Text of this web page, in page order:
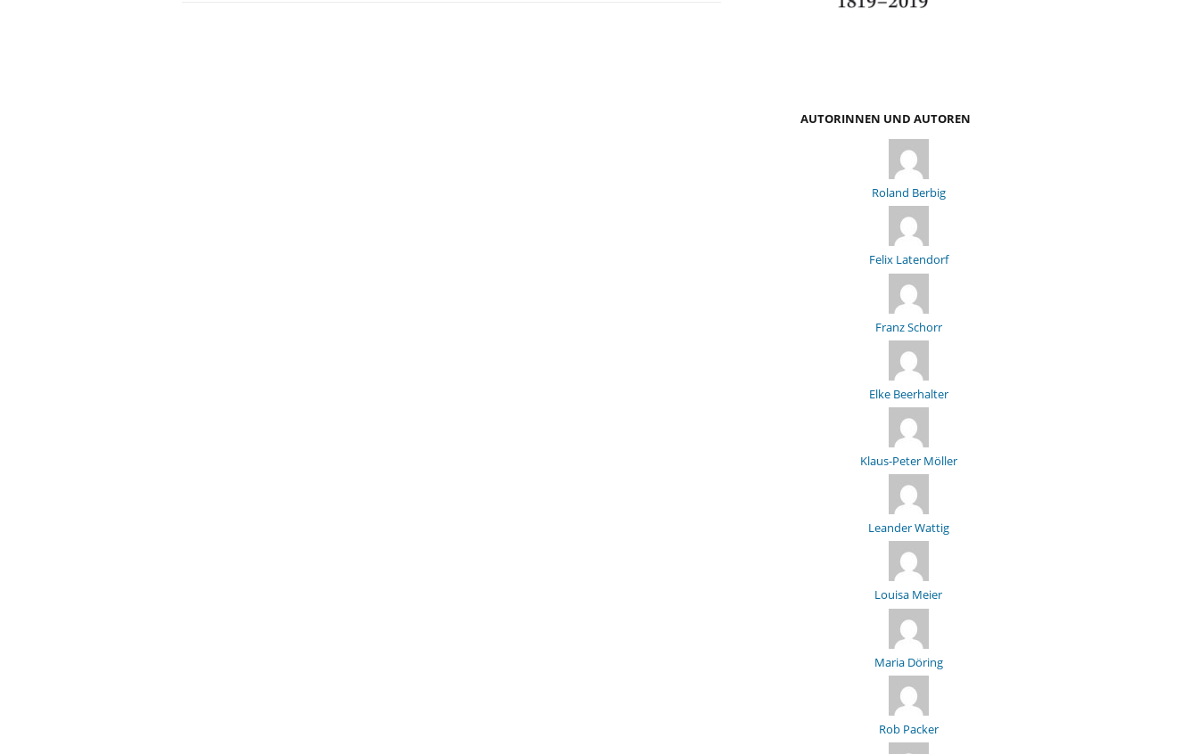
AUTORINNEN UND AUTOREN
Roland Berbig
Felix Latendorf
Franz Schorr
Elke Beerhalter
Klaus-Peter Möller
Leander Wattig
Louisa Meier
Maria Döring
Rob Packer